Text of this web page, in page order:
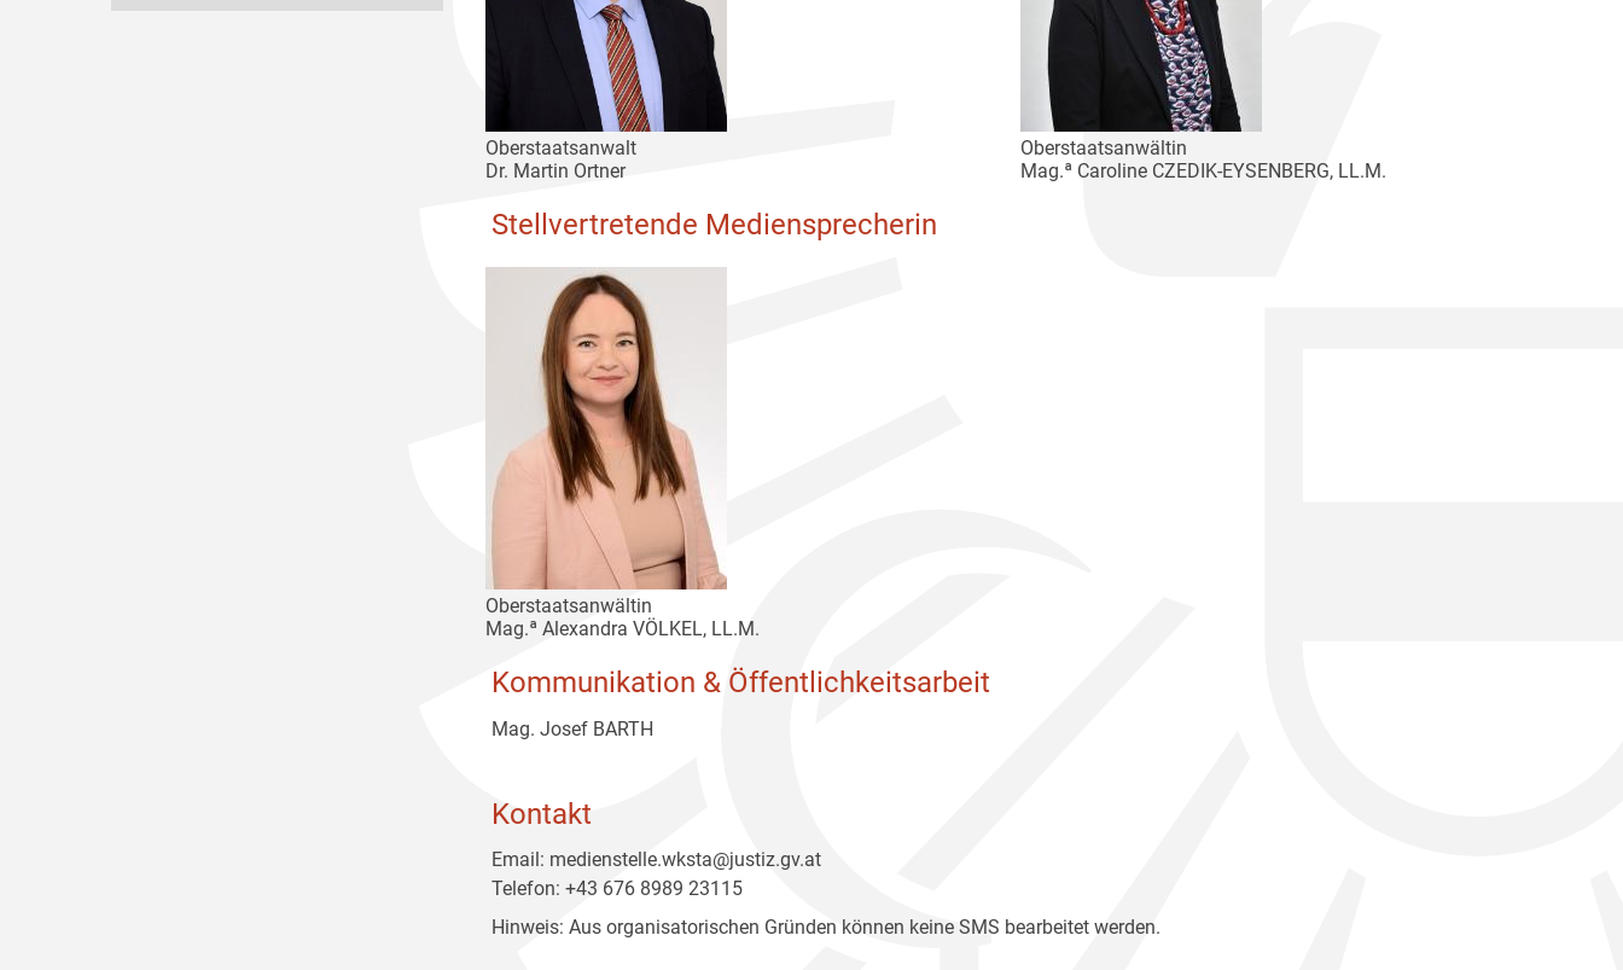
Oberstaatsanwalt
Dr. Martin Ortner
Oberstaatsanwältin
Mag.ª Caroline CZEDIK-EYSENBERG, LL.M.
Stellvertretende Mediensprecherin
Oberstaatsanwältin
Mag.ª Alexandra VÖLKEL, LL.M.
Kommunikation & Öffentlichkeitsarbeit
Mag. Josef BARTH
Kontakt
Email: medienstelle.wksta@justiz.gv.at
Telefon: +43 676 8989 23115
Hinweis: Aus organisatorischen Gründen können keine SMS bearbeitet werden.